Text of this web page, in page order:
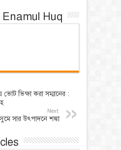
Huq
ভোট ভিক্ষা করা সম্মানের :
Next:
সার উৎপাদনে শঙ্কা